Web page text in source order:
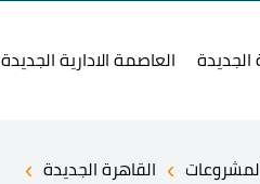
الجديدة العاصمة الادارية الجديدة
› القاهرة الجديدة ›